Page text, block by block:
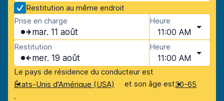
Restitution au même endroit
Prise en charge
mar. 11 août
Heure
11:00 AM
Restitution
mer. 19 août
Heure
11:00 AM
Le pays de résidence du conducteur est
États-Unis d'Amérique (USA)
et son âge est30-65
.